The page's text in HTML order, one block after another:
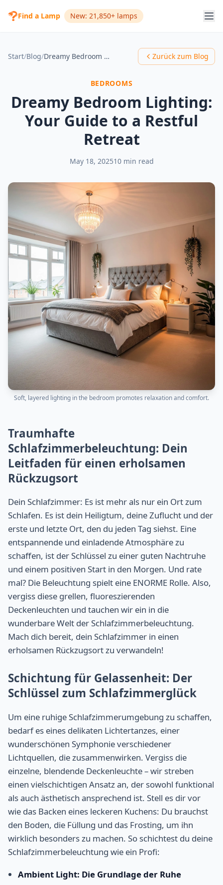
Find a Lamp New: 21,850+ lamps
Start/Blog/ Dreamy Bedroom Lighting: Your Guide to a Restful Retreat Zurück zum Blog
BEDROOMS
Dreamy Bedroom Lighting:
Your Guide to a Restful
Retreat
May 18, 202510 min read
Soft, layered lighting in the bedroom promotes relaxation and comfort.
Traumhafte
Schlafzimmerbeleuchtung: Dein
Leitfaden für einen erholsamen
Rückzugsort
Dein Schlafzimmer: Es ist mehr als nur ein Ort zum
Schlafen. Es ist dein Heiligtum, deine Zuflucht und der
erste und letzte Ort, den du jeden Tag siehst. Eine
entspannende und einladende Atmosphäre zu
schaffen, ist der Schlüssel zu einer guten Nachtruhe
und einem positiven Start in den Morgen. Und rate
mal? Die Beleuchtung spielt eine ENORME Rolle. Also,
vergiss diese grellen, fluoreszierenden
Deckenleuchten und tauchen wir ein in die
wunderbare Welt der Schlafzimmerbeleuchtung.
Mach dich bereit, dein Schlafzimmer in einen
erholsamen Rückzugsort zu verwandeln!
Schichtung für Gelassenheit: Der
Schlüssel zum Schlafzimmerglück
Um eine ruhige Schlafzimmerumgebung zu schaffen,
bedarf es eines delikaten Lichtertanzes, einer
wunderschönen Symphonie verschiedener
Lichtquellen, die zusammenwirken. Vergiss die
einzelne, blendende Deckenleuchte – wir streben
einen vielschichtigen Ansatz an, der sowohl funktional
als auch ästhetisch ansprechend ist. Stell es dir vor
wie das Backen eines leckeren Kuchens: Du brauchst
den Boden, die Füllung und das Frosting, um ihn
wirklich besonders zu machen. So schichtest du deine
Schlafzimmerbeleuchtung wie ein Profi:
Ambient Light: Die Grundlage der Ruhe